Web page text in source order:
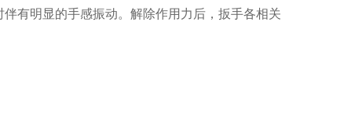
有明显的手感振动。解除作用力后，扳手各相关